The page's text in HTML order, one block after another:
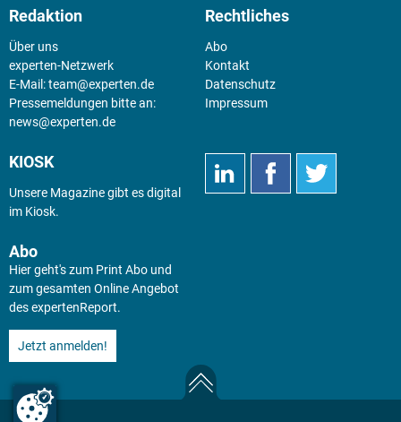
Redaktion
Über uns
experten-Netzwerk
E-Mail:team@experten.de
Pressemeldungen bitte an:
news@experten.de
Rechtliches
Abo
Kontakt
Datenschutz
Impressum
KIOSK
Unsere Magazine gibt es digital
im Kiosk.
Abo
Hier geht's zum Print Abo und
zum gesamten Online Angebot
des expertenReport.
Jetzt anmelden!